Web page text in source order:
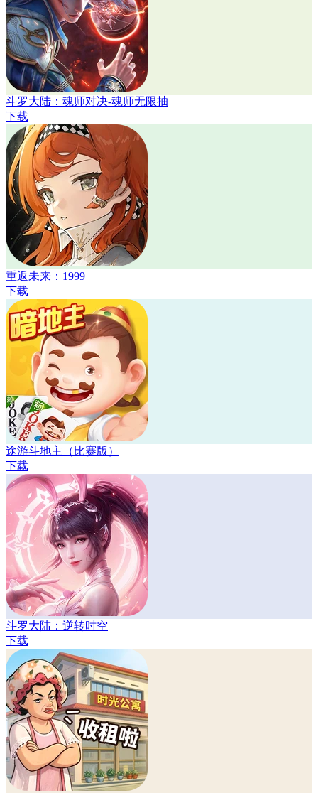
斗罗大陆：魂师对决-魂师无限抽
下载
重返未来：1999
下载
途游斗地主（比赛版）
下载
斗罗大陆：逆转时空
下载